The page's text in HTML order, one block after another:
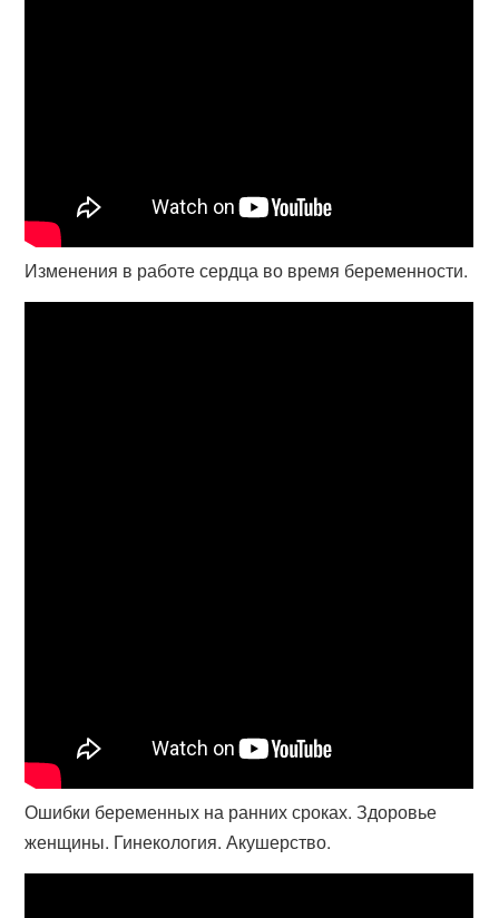
Изменения в работе сердца во время беременности.
Ошибки беременных на ранних сроках. Здоровье
женщины. Гинекология. Акушерство.